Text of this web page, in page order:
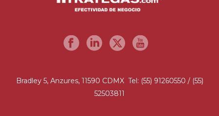
Bradley 5, Anzures, 11590 CDMX Tel: (55) 91260550 / (55)
52503811